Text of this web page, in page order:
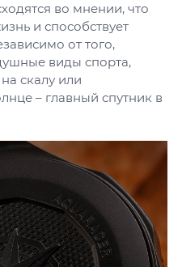
во мнении, что
и способствует
от того,
виды спорта,
скалу или
– главный спутник в